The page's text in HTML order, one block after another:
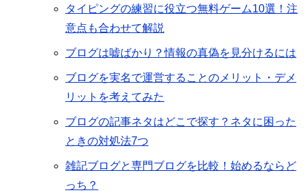
タイピングの練習に役立つ無料ゲーム10選！注
意点も合わせて解説
ブログは嘘ばかり？情報の真偽を見分けるには
ブログを実名で運営することのメリット・デメ
リットを考えてみた
ブログの記事ネタはどこで探す？ネタに困った
ときの対処法7つ
雑記ブログと専門ブログを比較！始めるならど
っち？